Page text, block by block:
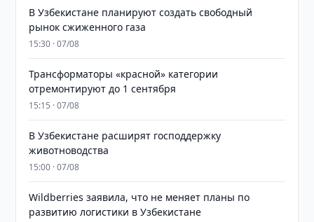
В Узбекистане планируют создать свободный
рынок сжиженного газа
15:30 · 07/08
Трансформаторы «красной» категории
отремонтируют до 1 сентября
15:15 · 07/08
В Узбекистане расширят господдержку
животноводства
15:00 · 07/08
Wildberries заявила, что не меняет планы по
развитию логистики в Узбекистане